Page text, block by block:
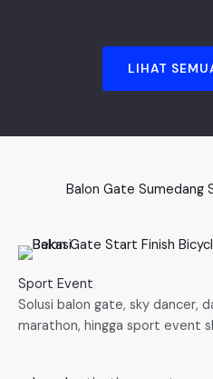
LIHAT
Balon Gate Sumedang
Sport Event
Solusi balon gate, sky dancer,
marathon, hingga sport event